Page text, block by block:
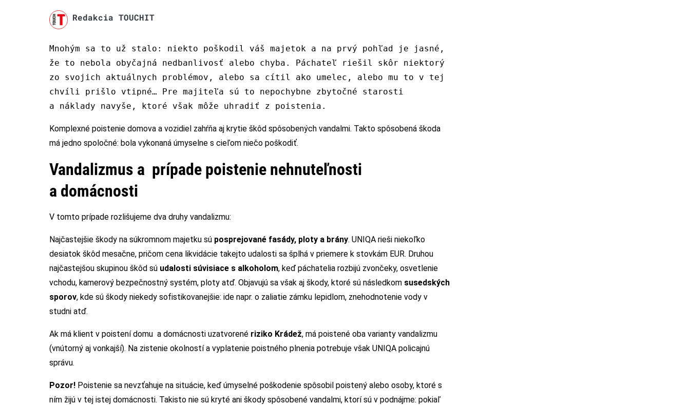
Redakcia TOUCHIT
Mnohým sa to už stalo: niekto poškodil váš majetok a na prvý pohľad je jasné,
že to nebola obyčajná nedbanlivosť alebo chyba. Páchateľ riešil skôr niektorý
zo svojich aktuálnych problémov, alebo sa cítil ako umelec, alebo mu to v tej
chvíli prišlo vtipné… Pre majiteľa sú to nepochybne zbytočné starosti
a náklady navyše, ktoré však môže uhradiť z poistenia.
Komplexné poistenie domova a vozidiel zahŕňa aj krytie škôd spôsobených vandalmi. Takto spôsobená škoda
má jedno spoločné: bola vykonaná úmyselne s cieľom niečo poškodiť.
Vandalizmus a prípade poistenie nehnuteľnosti
a domácnosti
V tomto prípade rozlišujeme dva druhy vandalizmu:
Najčastejšie škody na súkromnom majetku sú posprejované fasády, ploty a brány. UNIQA rieši niekoľko
desiatok škôd mesačne, pričom cena likvidácie takejto udalosti sa šplhá v priemere k stovkám EUR. Druhou
najčastejšou skupinou škôd sú udalosti súvisiace s alkoholom, keď páchatelia rozbijú zvončeky, osvetlenie
vchodu, kamerový bezpečnostný systém, ploty atď. Objavujú sa však aj škody, ktoré sú následkom susedských
sporov, kde sú škody niekedy sofistikovanejšie: ide napr. o zaliatie zámku lepidlom, znehodnotenie vody v
studni atď.
Ak má klient v poistení domu a domácnosti uzatvorené riziko Krádež, má poistené oba varianty vandalizmu
(vnútorný aj vonkajší). Na zistenie okolností a vyplatenie poistného plnenia potrebuje však UNIQA policajnú
správu.
Pozor! Poistenie sa nevzťahuje na situácie, keď úmyselné poškodenie spôsobil poistený alebo osoby, ktoré s
ním žijú v tej istej domácnosti. Takisto nie sú kryté ani škody spôsobené vandalmi, ktorí sú v podnájme: pokiaľ